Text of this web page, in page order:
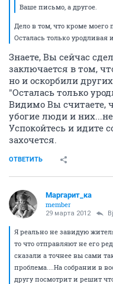
Ваше письмо, а другое.
Дело в том, что кроме
Осталась только уродливая
Знаете, Вы сейчас
заключается в том,
но и оскорбили
"Осталась только
Видимо Вы считаете,
убогие люди и
Успокойтесь и
захочется.
ОТВЕТИТЬ
Маргарит_ка
member
29 марта 2012
Я реально не завидую
то что отправляют не его
сказали а точнее вы сами
проблема....На собрании в
другу посмотрит и решит